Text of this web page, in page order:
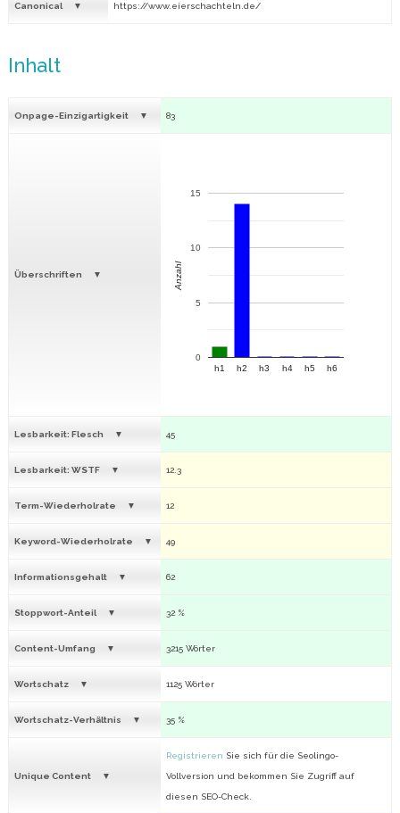
Canonical https://www.eierschachteln.de/
Inhalt
Onpage-Einzigartigkeit 83
Überschriften
h1 h2 h3 h4 h5 h6
0
5
10
15
Anzahl
Lesbarkeit: Flesch 45
Lesbarkeit: WSTF 12.3
Term-Wiederholrate 12
Keyword-Wiederholrate 49
Informationsgehalt 62
Stoppwort-Anteil 32 %
Content-Umfang 3215 Wörter
Wortschatz 1125 Wörter
Wortschatz-Verhältnis 35 %
Unique Content
Registrieren Sie sich für die Seolingo-
Vollversion und bekommen Sie Zugriff auf
diesen SEO-Check.